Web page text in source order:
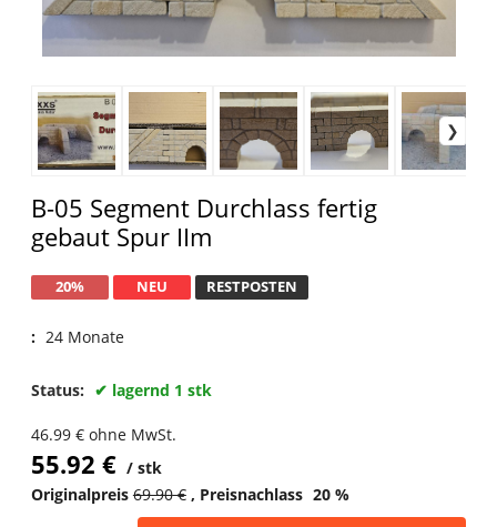
B-05 Segment Durchlass fertig
gebaut Spur IIm
20% NEU RESTPOSTEN
: 24 Monate
Status: lagernd 1 stk
46.99€ ohne MwSt.
55.92 €
stk
Originalpreis 69.90€ Preisnachlass 20%